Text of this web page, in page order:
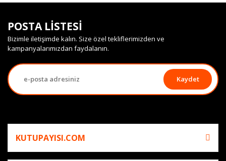
POSTA LİSTESİ
Bizimle iletişimde kalın. Size özel tekliflerimizden ve
kampanyalarımızdan faydalanın.
Kaydet
KUTUPAYISI.COM